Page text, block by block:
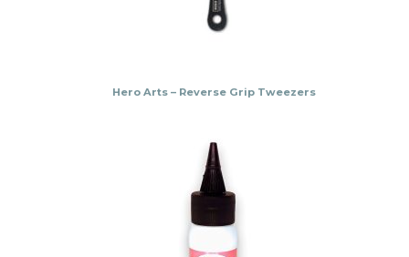
Hero Arts – Reverse Grip Tweezers